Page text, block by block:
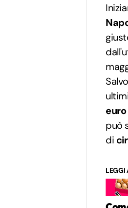
può
di
LEGGI